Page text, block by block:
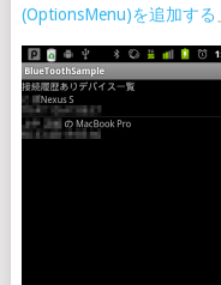
(OptionsMenu)を追加する